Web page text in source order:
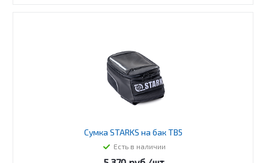
Сумка STARKS на бак TB5
Есть в наличии